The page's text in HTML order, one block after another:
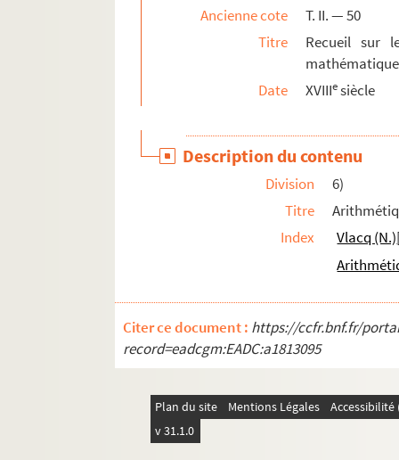
Ms 206. Notes informes du marquis Le Ver sur
Ms 207. « Épitaphes et inscriptions des
Ms 209. Papiers du père Daire
Ms 210. Notes sur les sibylles de la cathédrale
Ms 211. Notes de Cocheris pour la suite de son
Ms 212-213. Carnets de notes et croquis
Ms 218. Extraits de laGazette de France, du 16
Ms 219. Recueil de notes diverses
Ms 220. Pièces diverses relatives à la rivière
Ms 222. Recueil d'histoire ecclésiastique
Ms 223. Procès-verbaux du Conseil de
Ancienne cote
T. II. — 50
Titre
Recueil sur
Date
XVIIIesiècle
Description du contenu
Division
6)
Titre
Index
Vlacq (N.)
Citer ce document : https://ccfr.bnf.fr/
record=eadcgm:EADC:a1813095
Plan du site Mentions Légales
v 31.1.0